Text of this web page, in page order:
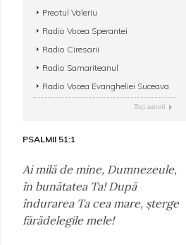
Preotul Valeriu
Radio Vocea Sperantei
Radio Ciresarii
Radio Samariteanul
Radio Vocea Evangheliei Suceava
Toţi autorii
PSALMII 51:1
Ai milă de mine, Dumnezeule,
în bunătatea Ta! După
îndurarea Ta cea mare, şterge
fărădelegile mele!